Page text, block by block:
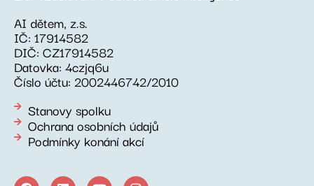
AI dětem, z.s.
IČ: 17914582
DIČ: CZ17914582
Datovka: 4czjq6u
Číslo účtu: 2002446742/2010
Stanovy spolku
Ochrana osobních údajů
Podmínky konání akcí